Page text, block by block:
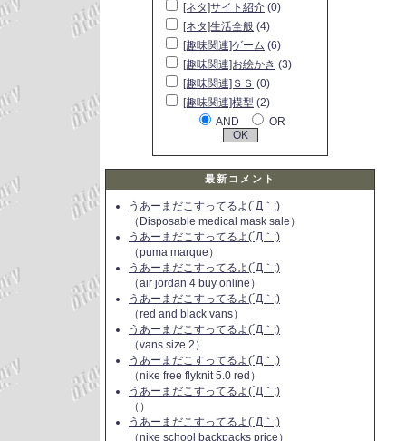
[ネタ]サイト紹介 (0)
[ネタ]生活全般 (4)
[趣味関連]ゲーム (6)
[趣味関連]お絵かき (3)
[趣味関連]ＳＳ (0)
[趣味関連]模型 (2)
AND
OR
最新コメント
うあーまだこすってるよ(´Д｀;)
（Disposable medical mask sale）
うあーまだこすってるよ(´Д｀;)
（puma marque）
うあーまだこすってるよ(´Д｀;)
（air jordan 4 buy online）
うあーまだこすってるよ(´Д｀;)
（red and black vans）
うあーまだこすってるよ(´Д｀;)
（vans size 2）
うあーまだこすってるよ(´Д｀;)
（nike free flyknit 5.0 red）
うあーまだこすってるよ(´Д｀;)
（）
うあーまだこすってるよ(´Д｀;)
（nike school backpacks price）